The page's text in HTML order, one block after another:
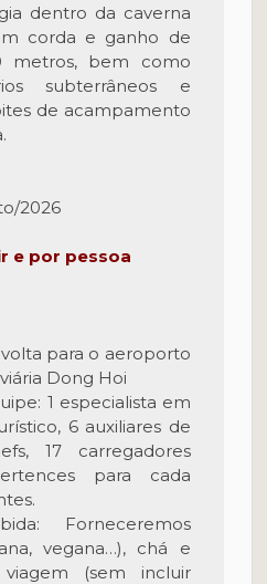
dentro da caverna
corda e ganho de
metros, bem como
subterrâneos e
de acampamento
2026
e por pessoa
para o aeroporto
Dong Hoi
1 especialista em
6 auxiliares de
17 carregadores
para cada
Forneceremos
vegana…), chá e
(sem incluir